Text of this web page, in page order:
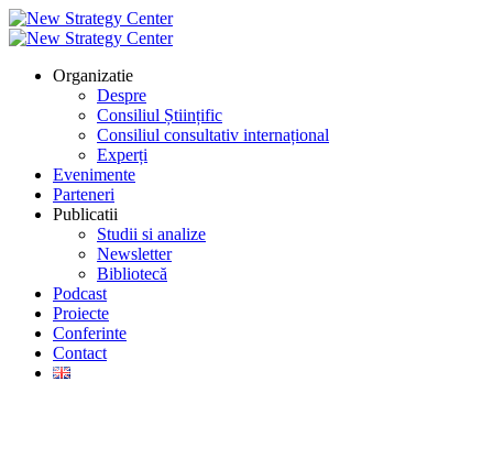
Organizatie
Despre
Consiliul Științific
Consiliul consultativ internațional
Experți
Evenimente
Parteneri
Publicatii
Studii si analize
Newsletter
Bibliotecă
Podcast
Proiecte
Conferinte
Contact